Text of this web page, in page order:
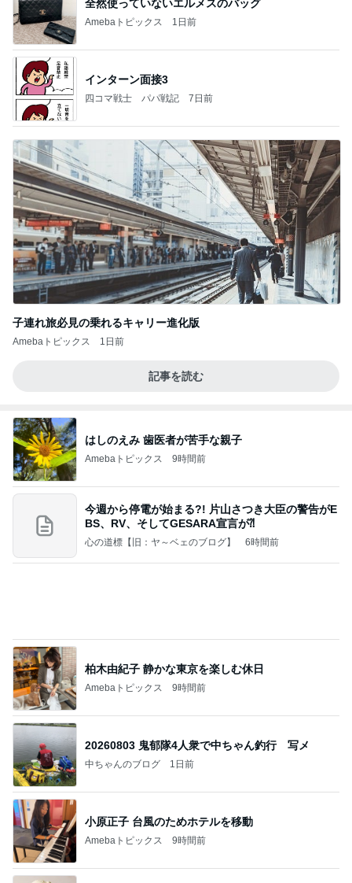
全然使っていないエルメスのバッグ
Amebaトピックス 1日前
インターン面接3
四コマ戦士 パパ戦記 7日前
子連れ旅必見の乗れるキャリー進化版
Amebaトピックス 1日前
記事を読む
はしのえみ 歯医者が苦手な親子
Amebaトピックス 9時間前
今週から停電が始まる?! 片山さつき大臣の警告がE
BS、RV、そしてGESARA宣言が⁈
心の道標【旧：ヤ～ベェのブログ】 6時間前
柏木由紀子 静かな東京を楽しむ休日
Amebaトピックス 9時間前
20260803 鬼郁隊4人衆で中ちゃん釣行 写メ
中ちゃんのブログ 1日前
小原正子 台風のためホテルを移動
Amebaトピックス 9時間前